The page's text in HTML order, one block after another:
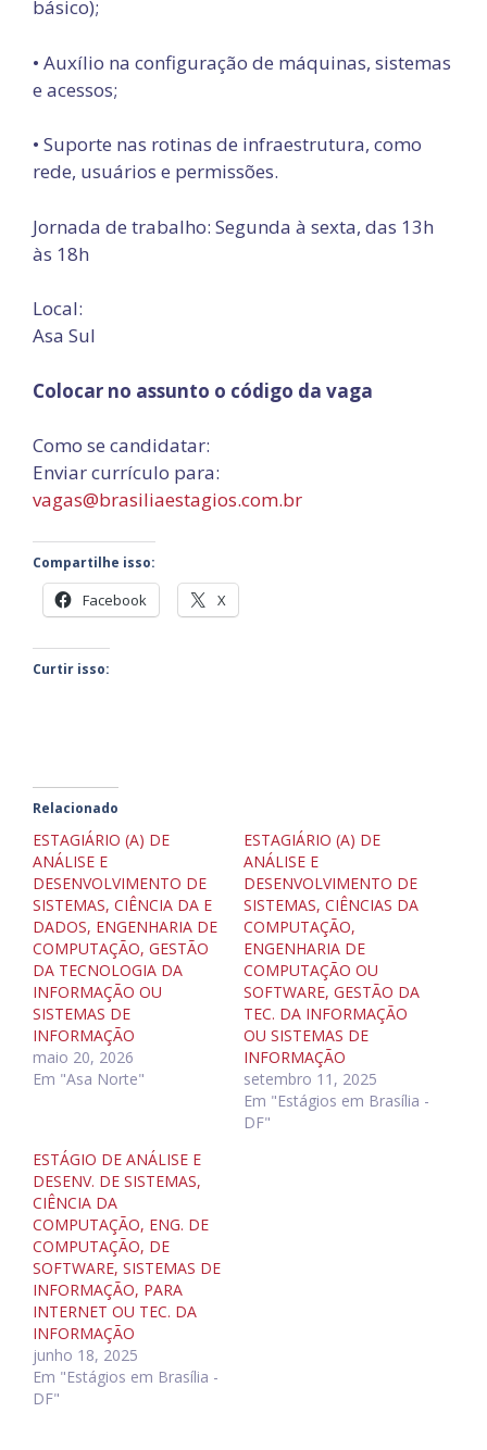
básico);
• Auxílio na configuração de máquinas, sistemas
e acessos;
• Suporte nas rotinas de infraestrutura, como
rede, usuários e permissões.
Jornada de trabalho: Segunda à sexta, das 13h
às 18h
Local:
Asa Sul
Colocar no assunto o código da vaga
Como se candidatar:
Enviar currículo para:
vagas@brasiliaestagios.com.br
Compartilhe isso:
Facebook X
Curtir isso:
Relacionado
ESTAGIÁRIO (A) DE
ANÁLISE E
DESENVOLVIMENTO DE
SISTEMAS, CIÊNCIA DA E
DADOS, ENGENHARIA DE
COMPUTAÇÃO, GESTÃO
DA TECNOLOGIA DA
INFORMAÇÃO OU
SISTEMAS DE
INFORMAÇÃO
maio 20, 2026
Em "Asa Norte"
ESTAGIÁRIO (A) DE
ANÁLISE E
DESENVOLVIMENTO DE
SISTEMAS, CIÊNCIAS DA
COMPUTAÇÃO,
ENGENHARIA DE
COMPUTAÇÃO OU
SOFTWARE, GESTÃO DA
TEC. DA INFORMAÇÃO
OU SISTEMAS DE
INFORMAÇÃO
setembro 11, 2025
Em "Estágios em Brasília -
DF"
ESTÁGIO DE ANÁLISE E
DESENV. DE SISTEMAS,
CIÊNCIA DA
COMPUTAÇÃO, ENG. DE
COMPUTAÇÃO, DE
SOFTWARE, SISTEMAS DE
INFORMAÇÃO, PARA
INTERNET OU TEC. DA
INFORMAÇÃO
junho 18, 2025
Em "Estágios em Brasília -
DF"